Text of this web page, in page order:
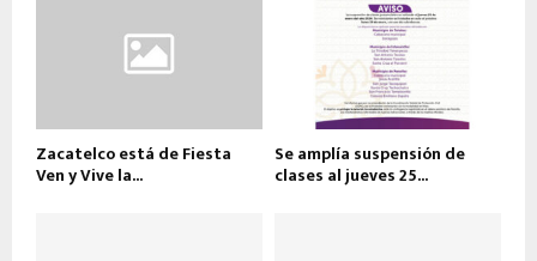
Zacatelco está de Fiesta
Ven y Vive la...
Se amplía suspensión de
clases al jueves 25...